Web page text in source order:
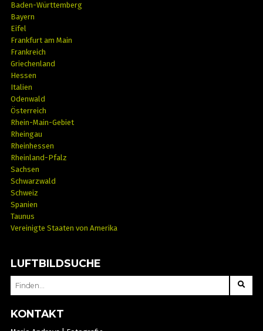
Baden-Württemberg
Bayern
Eifel
Frankfurt am Main
Frankreich
Griechenland
Hessen
Italien
Odenwald
Österreich
Rhein-Main-Gebiet
Rheingau
Rheinhessen
Rheinland-Pfalz
Sachsen
Schwarzwald
Schweiz
Spanien
Taunus
Vereinigte Staaten von Amerika
LUFTBILDSUCHE
SEARCH
KONTAKT